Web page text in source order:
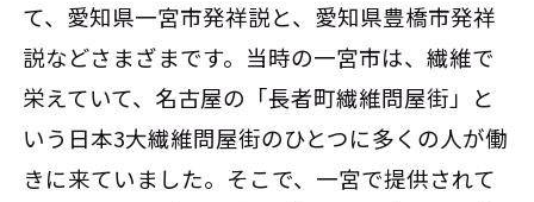
て、愛知県一宮市発祥説と、愛知県豊橋市発祥
説などさまざまです。当時の一宮市は、繊維で
栄えていて、名古屋の「長者町繊維問屋街」と
いう日本3大繊維問屋街のひとつに多くの人が働
きに来ていました。そこで、一宮で提供されて